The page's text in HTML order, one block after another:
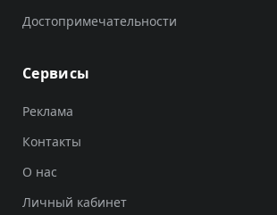
Достопримечательности
Сервисы
Реклама
Контакты
О нас
Личный кабинет